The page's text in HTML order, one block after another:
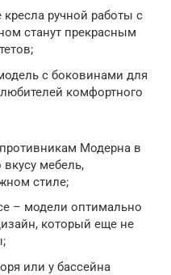
ручной работы с
станут прекрасным
с боковинами для
комфортного
Модерна в
вкусу мебель,
стиле;
– модели оптимально
который еще не
или у бассейна